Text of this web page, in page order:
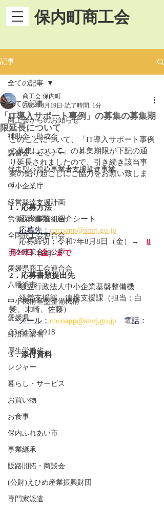
保内町商工会
記事
全ての記事
商工会からのお知らせ
補助金・助成金
講習会・セミナー
伴走型小規模事業者支援推進事業
中小企業庁
経営発達支援計画
労働保険事務組合
全国商工会連合会
日本政策金融公庫
愛媛県商工会連合会
八幡浜市
中小機構基盤整備機構
愛媛県
経済産業省
厚生労働省
レジャー
暮らし・サービス
お買い物
お食事
保内ふれあい市
事業継承
販路開拓・商談会
(公財)えひめ産業振興財団
専門家派遣
全ての記事
「IT導入サポート事例」の募集の募集期
限延長について
商工会 保内町
2025年8月19日 読了時間: 1分
このことについて、「IT導入サポート事例
の募集について」の募集期限が下記の通
り延長されましたので、引き続き該当事
案の掘り起こしにご協力をお願い致しま
す。
1．応募方法
応募書類：紹介シート
応募先：cocoapp@smrj.go.jp
応募締切：令和7年8月8日（金）→ 8
月29日（金）まで
2．応募書類提出先
独立行政法人中小企業基盤整備機
経営支援部　連携支援課（担当：白
髪、末崎、佐藤）
メール： cocoapp@smrj.go.jp 電話：
03-6459-0918
3．添付資料